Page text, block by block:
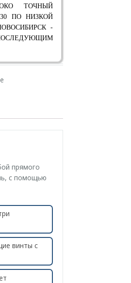
ТОЧНЫЙ
ПО НИЗКОЙ
-
прямого
с помощью
винты с